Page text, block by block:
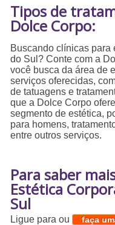
Tipos de
Dolce Corpo:
Buscando clínicas para
do Sul? Conte com a
você busca da área de
serviços oferecidas,
de tatuagens e
que a Dolce Corpo
segmento de estética,
para homens,
entre outros serviços.
Para saber
Estética
Sul
Ligue paraou faça